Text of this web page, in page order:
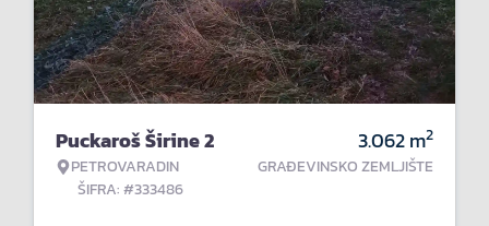
Puckaroš Širine 2
PETROVARADIN
ŠIFRA: #333486
3.062m2
GRAĐEVINSKO ZEMLJIŠTE